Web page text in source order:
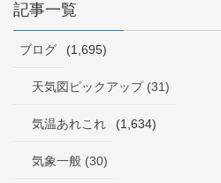
記事一覧
ブログ (1,695)
天気図ピックアップ (31)
気温あれこれ (1,634)
気象一般 (30)